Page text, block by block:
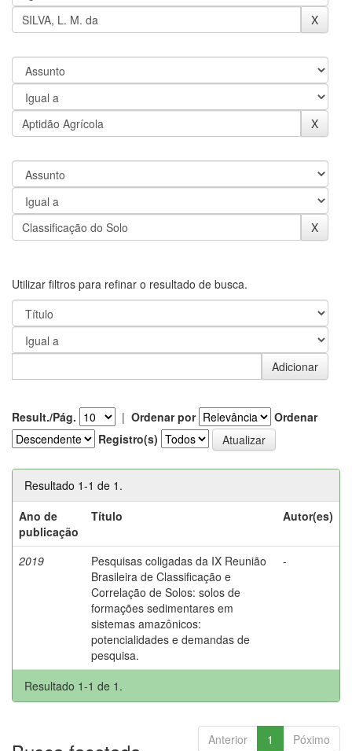
Utilizar filtros para refinar o resultado de busca.
Result./Pág. | Ordenar por
Ordenar
Registro(s)
Resultado 1-1 de 1.
Ano de
publicação
Título Autor(es)
2019
Pesquisas coligadas da IX Reunião
Brasileira de Classificação e
Correlação de Solos: solos de
formações sedimentares em
sistemas amazônicos:
potencialidades e demandas de
pesquisa.
-
Resultado 1-1 de 1.
Anterior 1 Póximo